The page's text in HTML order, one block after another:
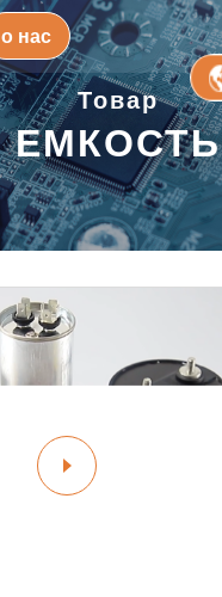
о нас
Товар
ЕМКОСТЬ